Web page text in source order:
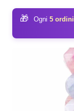
🎁 Ogni 5 ordini